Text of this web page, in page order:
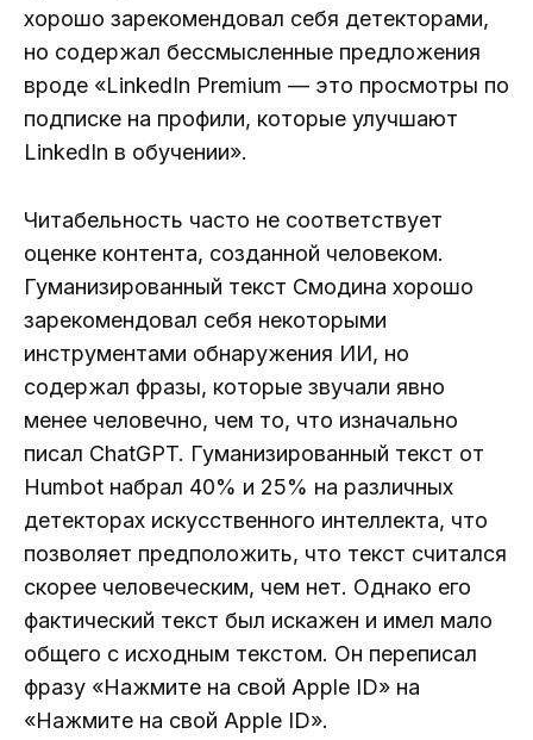
хорошо зарекомендовал себя детекторами,
но содержал бессмысленные предложения
вроде «LinkedIn Premium — это просмотры по
подписке на профили, которые улучшают
LinkedIn в обучении».
Читабельность часто не соответствует
оценке контента, созданной человеком.
Гуманизированный текст Смодина хорошо
зарекомендовал себя некоторыми
инструментами обнаружения ИИ, но
содержал фразы, которые звучали явно
менее человечно, чем то, что изначально
писал ChatGPT. Гуманизированный текст от
Humbot набрал 40% и 25% на различных
детекторах искусственного интеллекта, что
позволяет предположить, что текст считался
скорее человеческим, чем нет. Однако его
фактический текст был искажен и имел мало
общего с исходным текстом. Он переписал
фразу «Нажмите на свой Apple ID» на
«Нажмите на свой Apple ID».